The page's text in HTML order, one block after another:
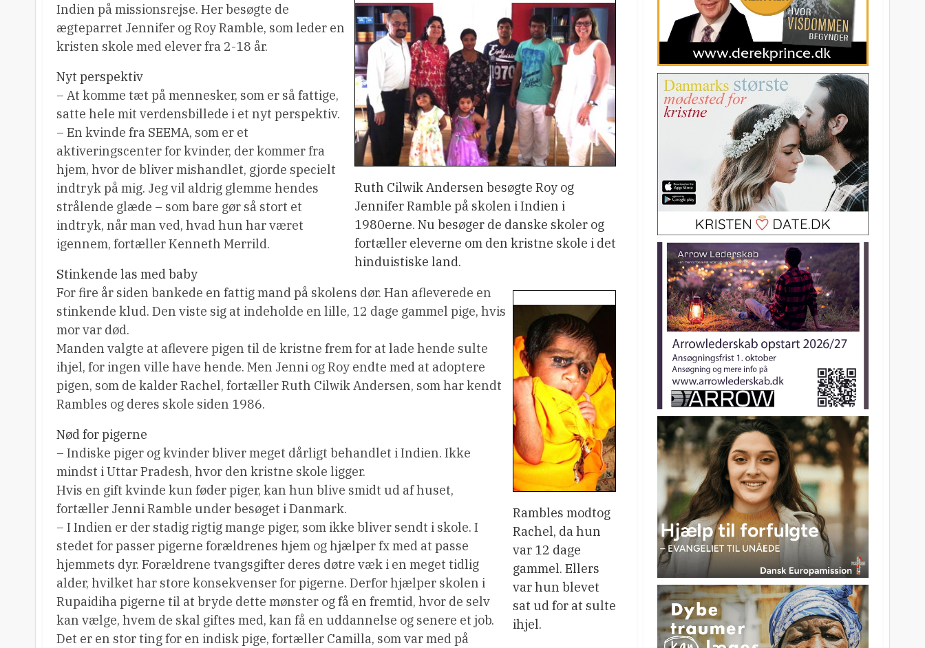
Ruth Cilwik Andersen besøgte Roy og
Jennifer Ramble på skolen i Indien i
1980erne. Nu besøger de danske skoler og
fortæller eleverne om den kristne skole i det
hinduistiske land.
Indien på missionsrejse. Her besøgte de
ægteparret Jennifer og Roy Ramble, som leder en
kristen skole med elever fra 2-18 år.
Nyt perspektiv
– At komme tæt på mennesker, som er så fattige,
satte hele mit verdensbillede i et nyt perspektiv.
– En kvinde fra SEEMA, som er et
aktiveringscenter for kvinder, der kommer fra
hjem, hvor de bliver mishandlet, gjorde specielt
indtryk på mig. Jeg vil aldrig glemme hendes
strålende glæde – som bare gør så stort et
indtryk, når man ved, hvad hun har været
igennem, fortæller Kenneth Merrild.
Stinkende las med baby
Rambles modtog
Rachel, da hun
var 12 dage
gammel. Ellers
var hun blevet
sat ud for at sulte
ihjel.
For fire år siden bankede en fattig mand på skolens dør. Han afleverede en
stinkende klud. Den viste sig at indeholde en lille, 12 dage gammel pige, hvis
mor var død.
Manden valgte at aflevere pigen til de kristne frem for at lade hende sulte
ihjel, for ingen ville have hende. Men Jenni og Roy endte med at adoptere
pigen, som de kalder Rachel, fortæller Ruth Cilwik Andersen, som har kendt
Rambles og deres skole siden 1986.
Nød for pigerne
– Indiske piger og kvinder bliver meget dårligt behandlet i Indien. Ikke
mindst i Uttar Pradesh, hvor den kristne skole ligger.
Hvis en gift kvinde kun føder piger, kan hun blive smidt ud af huset,
fortæller Jenni Ramble under besøget i Danmark.
– I Indien er der stadig rigtig mange piger, som ikke bliver sendt i skole. I
stedet for passer pigerne forældrenes hjem og hjælper fx med at passe
hjemmets dyr. Forældrene tvangsgifter deres døtre væk i en meget tidlig
alder, hvilket har store konsekvenser for pigerne. Derfor hjælper skolen i
Rupaidiha pigerne til at bryde dette mønster og få en fremtid, hvor de selv
kan vælge, hvem de skal giftes med, kan få en uddannelse og senere et job.
Det er en stor ting for en indisk pige, fortæller Camilla, som var med på